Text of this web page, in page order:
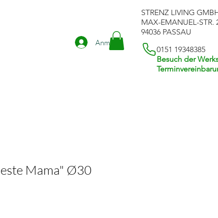
Anmelden
STRENZ LIVING
MAX-EMANUEL-STR.
94036 PASSAU
0151 19348385
Besuch der
Mama" Ø30